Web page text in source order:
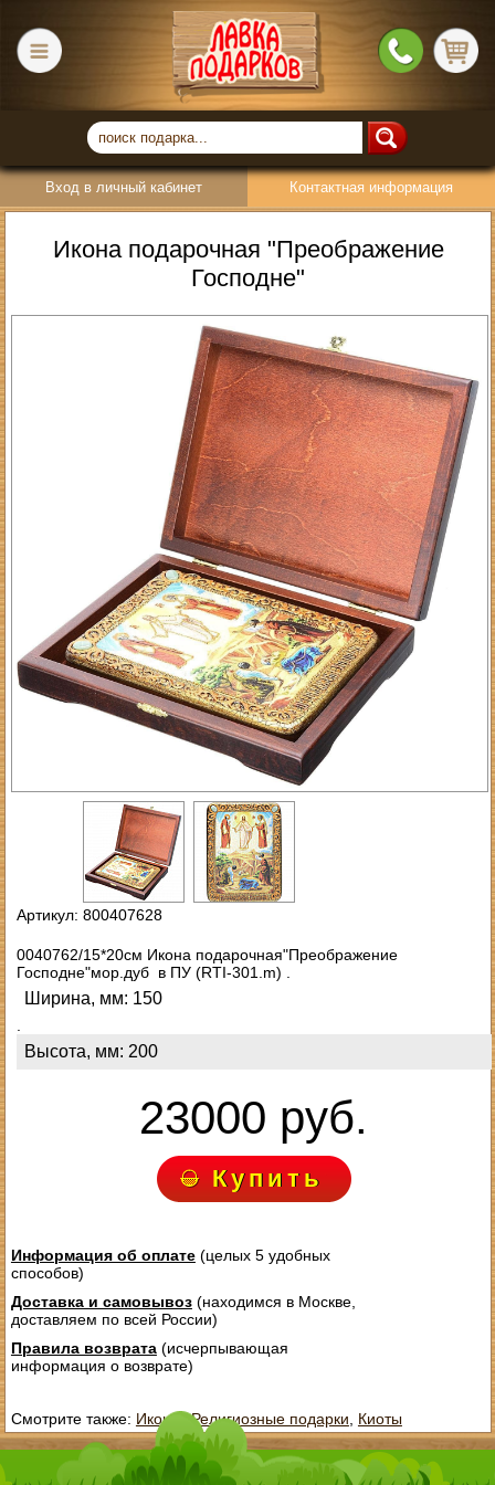
Вход в личный кабинет Контактная информация
Икона подарочная "Преображение
Господне"
Артикул: 800407628
0040762/15*20см Икона подарочная"Преображение
Господне"мор.дуб в ПУ (RTI-301.m) .
Ширина, мм: 150
Высота, мм: 200
23000 руб.
Купить
Информация об оплате(целых 5 удобных
способов)
Доставка и самовывоз(находимся в Москве,
доставляем по всей России)
Правила возврата(исчерпывающая
информация о возврате)
Смотрите также: Иконы ,Религиозные подарки Киоты